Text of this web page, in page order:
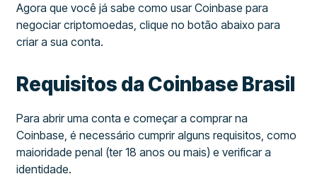
Agora que você já sabe como usar Coinbase para
negociar criptomoedas, clique no botão abaixo para
criar a sua conta.
Requisitos da Coinbase Brasil
Para abrir uma conta e começar a comprar na
Coinbase, é necessário cumprir alguns requisitos, como
maioridade penal (ter 18 anos ou mais) e verificar a
identidade.